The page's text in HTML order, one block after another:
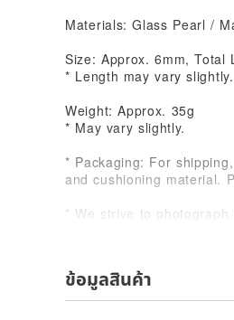
Materials: Glass Pearl /
Size: Approx. 6mm, Total
* Length may vary slightly.
Weight: Approx. 35g
* May vary slightly.
* Packaging: For
and cushioning material.
* We strive to
please note that the
* If you have concerns
ข้อมูลสินค้า